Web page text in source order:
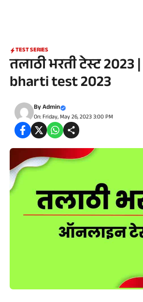
TEST SERIES
तलाठी भरती टेस्ट 2023
bharti test 2023
ByAdmin
On: Friday, May 26, 2023 3:00 PM